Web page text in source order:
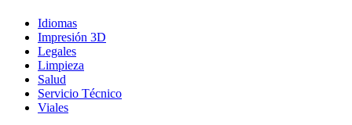
Idiomas
Impresión 3D
Legales
Limpieza
Salud
Servicio Técnico
Viales